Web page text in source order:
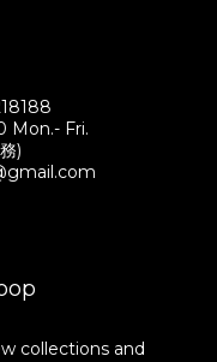
Mon.- Fri.
)
collections and